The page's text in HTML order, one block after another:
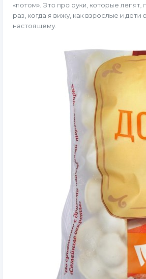
«потом». Это про руки, которые
раз, когда я вижу, как взрослые и
настоящему.